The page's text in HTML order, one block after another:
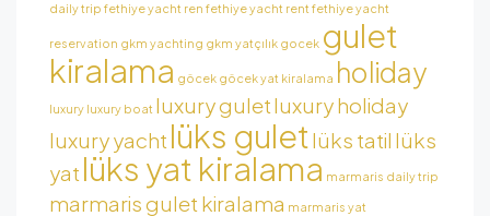
daily trip fethiye yacht ren fethiye yacht rent fethiye yacht
reservation gkm yachting gkm yatçılık gocek gulet
kiralama göcek göcek yat kiralama holiday
luxury luxury boat luxury guletluxury holiday
luxury yacht lüks guletlüks tatil lüks
yat lüks yat kiralama marmaris daily trip
marmaris gulet kiralama marmaris yat